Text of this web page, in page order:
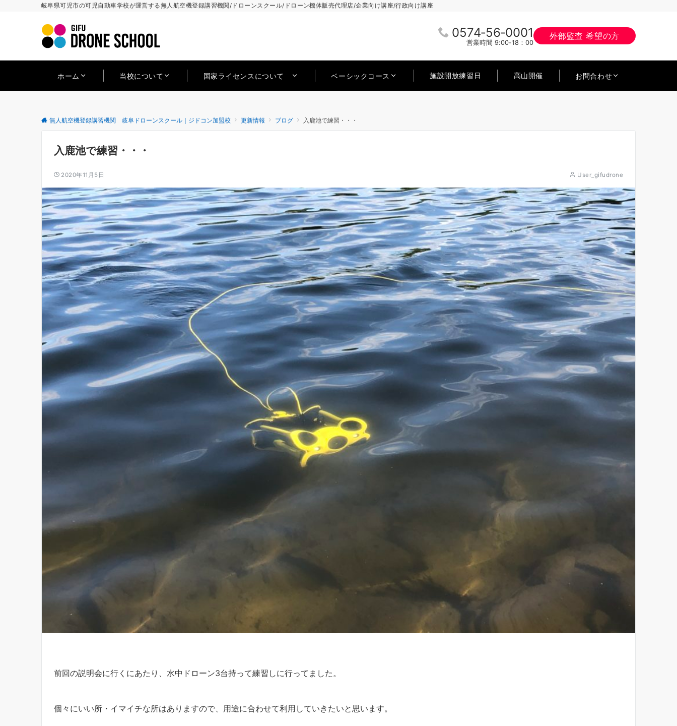
岐阜県可児市の可児自動車学校が運営する無人航空機登録講習機関/ドローンスクール/ドローン機体販売代理店/企業向け講座/行政向け講座
0574‐56‐0001
営業時間 9:00-18：00
外部監査 希望の方
ホーム 当校について 国家ライセンスについて ベーシックコース 施設開放練習日 高山開催 お問合わせ
無人航空機登録講習機関 岐阜ドローンスクール｜ジドコン加盟校 更新情報 ブログ 入鹿池で練習・・・
入鹿池で練習・・・
2020年11月5日 User_gifudrone
前回の説明会に行くにあたり、水中ドローン3台持って練習しに行ってました。
個々にいい所・イマイチな所はありますので、用途に合わせて利用していきたいと思います。